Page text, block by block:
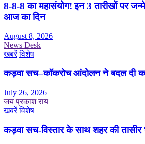
8-8-8 का महासंयोग! इन 3 तारीखों पर
आज का दिन
August 8, 2026
News Desk
खबरें विशेष
कड़वा सच–कॉकरोच आंदोलन ने बदल दी
July 26, 2026
जय प्रकाश राय
खबरें विशेष
कड़वा सच-विस्तार के साथ शहर की तासीर